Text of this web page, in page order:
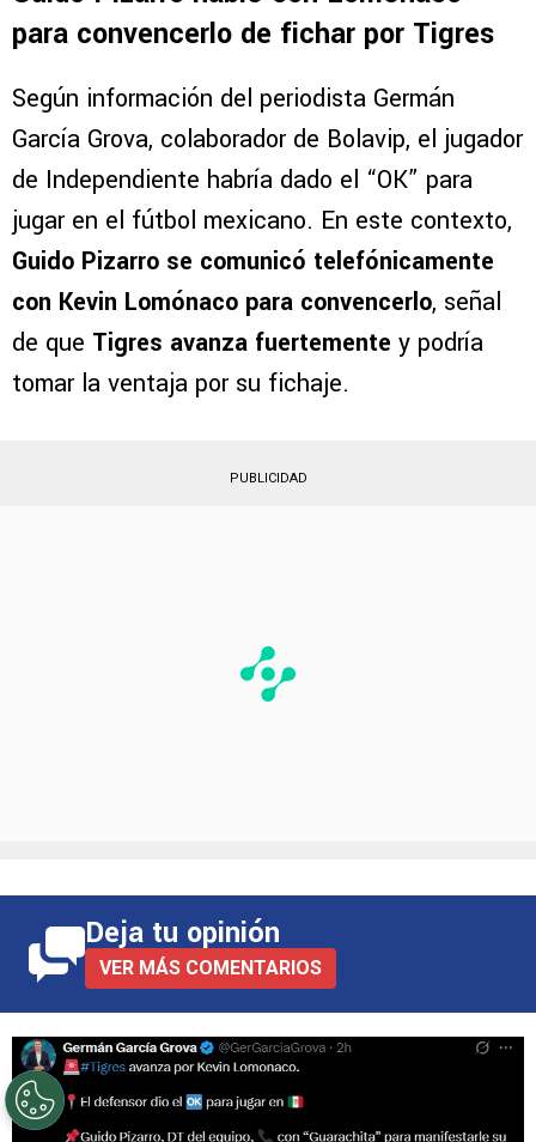
para convencerlo de fichar por Tigres
Según información del periodista Germán
García Grova, colaborador de Bolavip, el jugador
de Independiente habría dado el “OK” para
jugar en el fútbol mexicano. En este contexto,
Guido Pizarro se comunicó telefónicamente
con Kevin Lomónaco para convencerlo, señal
de que Tigres avanza fuertemente y podría
tomar la ventaja por su fichaje.
PUBLICIDAD
Deja tu opinión
VER MÁS COMENTARIOS